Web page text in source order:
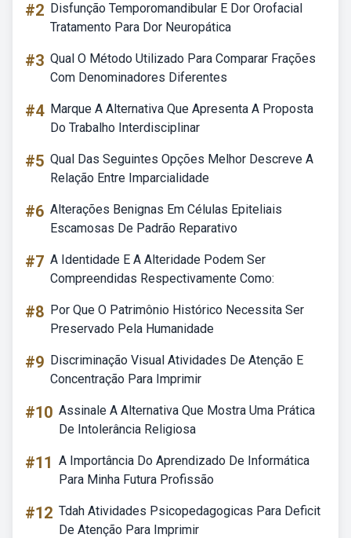
#2 Disfunção Temporomandibular E Dor Orofacial
Tratamento Para Dor Neuropática
#3 Qual O Método Utilizado Para Comparar Frações
Com Denominadores Diferentes
#4 Marque A Alternativa Que Apresenta A Proposta
Do Trabalho Interdisciplinar
#5 Qual Das Seguintes Opções Melhor Descreve A
Relação Entre Imparcialidade
#6 Alterações Benignas Em Células Epiteliais
Escamosas De Padrão Reparativo
#7 A Identidade E A Alteridade Podem Ser
Compreendidas Respectivamente Como:
#8 Por Que O Patrimônio Histórico Necessita Ser
Preservado Pela Humanidade
#9 Discriminação Visual Atividades De Atenção E
Concentração Para Imprimir
#10 Assinale A Alternativa Que Mostra Uma Prática
De Intolerância Religiosa
#11 A Importância Do Aprendizado De Informática
Para Minha Futura Profissão
#12 Tdah Atividades Psicopedagogicas Para Deficit
De Atenção Para Imprimir